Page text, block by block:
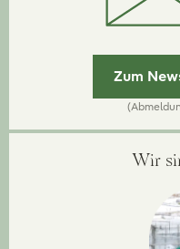
Zum
Wir